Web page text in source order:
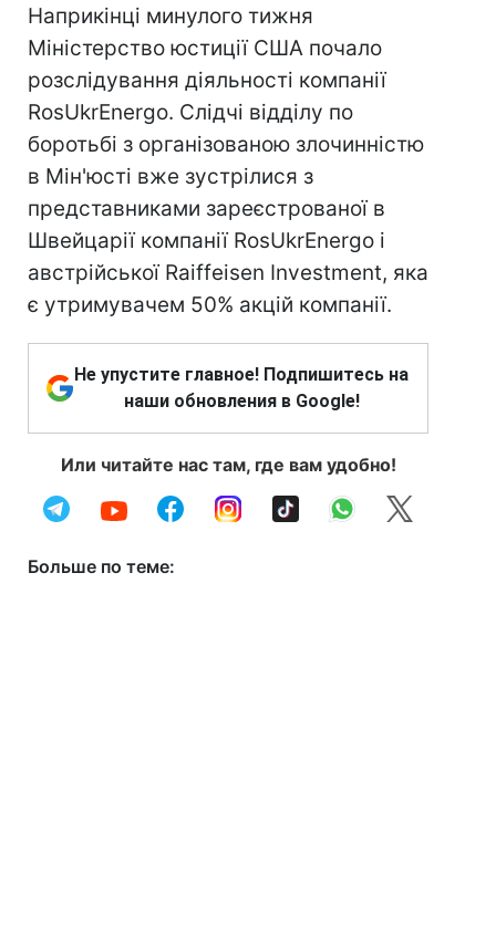
Наприкінці минулого тижня
Міністерство юстиції США почало
розслідування діяльності компанії
RosUkrEnergo. Слідчі відділу по
боротьбі з організованою злочинністю
в Мін'юсті вже зустрілися з
представниками зареєстрованої в
Швейцарії компанії RosUkrEnergo і
австрійської Raiffeisen Investment, яка
є утримувачем 50% акцій компанії.
Не упустите главное! Подпишитесь на
наши обновления в Google!
Или читайте нас там, где вам удобно!
Больше по теме: